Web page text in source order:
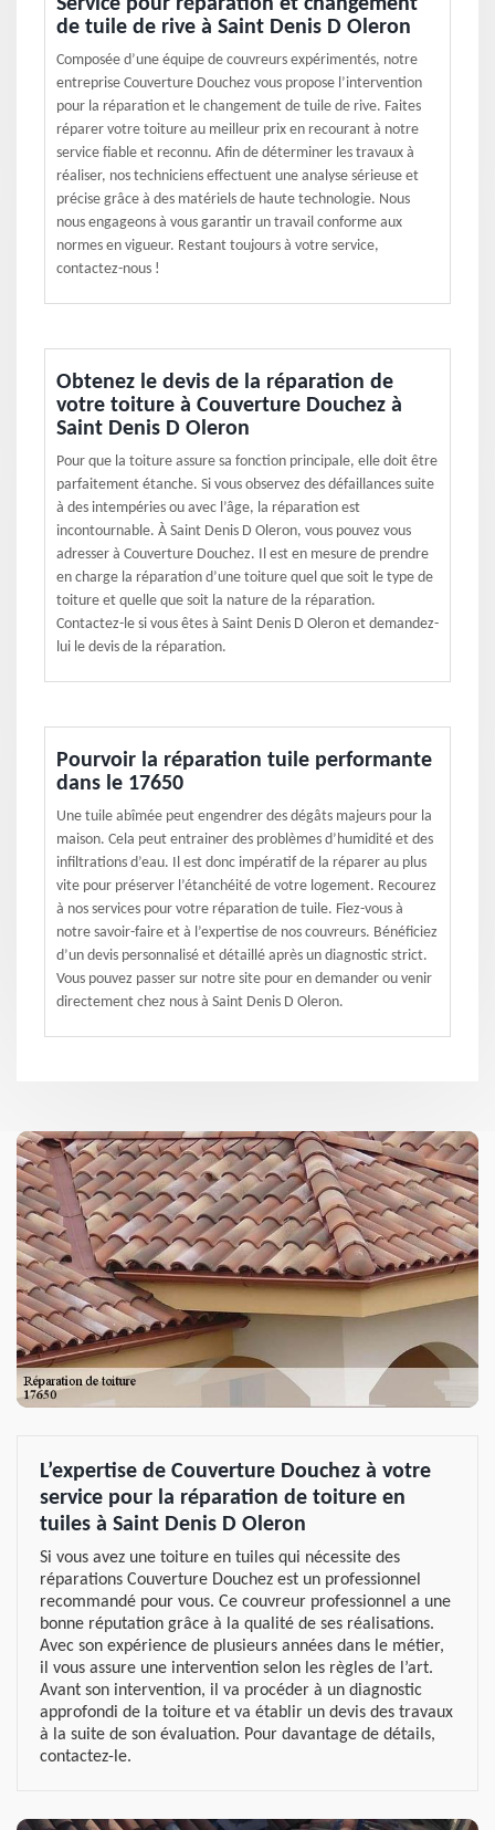
Service pour réparation et changement
de tuile de rive à Saint Denis D Oleron
Composée d’une équipe de couvreurs expérimentés, notre
entreprise Couverture Douchez vous propose l’intervention
pour la réparation et le changement de tuile de rive. Faites
réparer votre toiture au meilleur prix en recourant à notre
service fiable et reconnu. Afin de déterminer les travaux à
réaliser, nos techniciens effectuent une analyse sérieuse et
précise grâce à des matériels de haute technologie. Nous
nous engageons à vous garantir un travail conforme aux
normes en vigueur. Restant toujours à votre service,
contactez-nous !
Obtenez le devis de la réparation de
votre toiture à Couverture Douchez à
Saint Denis D Oleron
Pour que la toiture assure sa fonction principale, elle doit être
parfaitement étanche. Si vous observez des défaillances suite
à des intempéries ou avec l’âge, la réparation est
incontournable. À Saint Denis D Oleron, vous pouvez vous
adresser à Couverture Douchez. Il est en mesure de prendre
en charge la réparation d’une toiture quel que soit le type de
toiture et quelle que soit la nature de la réparation.
Contactez-le si vous êtes à Saint Denis D Oleron et demandez-
lui le devis de la réparation.
Pourvoir la réparation tuile performante
dans le 17650
Une tuile abîmée peut engendrer des dégâts majeurs pour la
maison. Cela peut entrainer des problèmes d’humidité et des
infiltrations d’eau. Il est donc impératif de la réparer au plus
vite pour préserver l’étanchéité de votre logement. Recourez
à nos services pour votre réparation de tuile. Fiez-vous à
notre savoir-faire et à l’expertise de nos couvreurs. Bénéficiez
d’un devis personnalisé et détaillé après un diagnostic strict.
Vous pouvez passer sur notre site pour en demander ou venir
directement chez nous à Saint Denis D Oleron.
L’expertise de Couverture Douchez à votre
service pour la réparation de toiture en
tuiles à Saint Denis D Oleron
Si vous avez une toiture en tuiles qui nécessite des
réparations Couverture Douchez est un professionnel
recommandé pour vous. Ce couvreur professionnel a une
bonne réputation grâce à la qualité de ses réalisations.
Avec son expérience de plusieurs années dans le métier,
il vous assure une intervention selon les règles de l’art.
Avant son intervention, il va procéder à un diagnostic
approfondi de la toiture et va établir un devis des travaux
à la suite de son évaluation. Pour davantage de détails,
contactez-le.